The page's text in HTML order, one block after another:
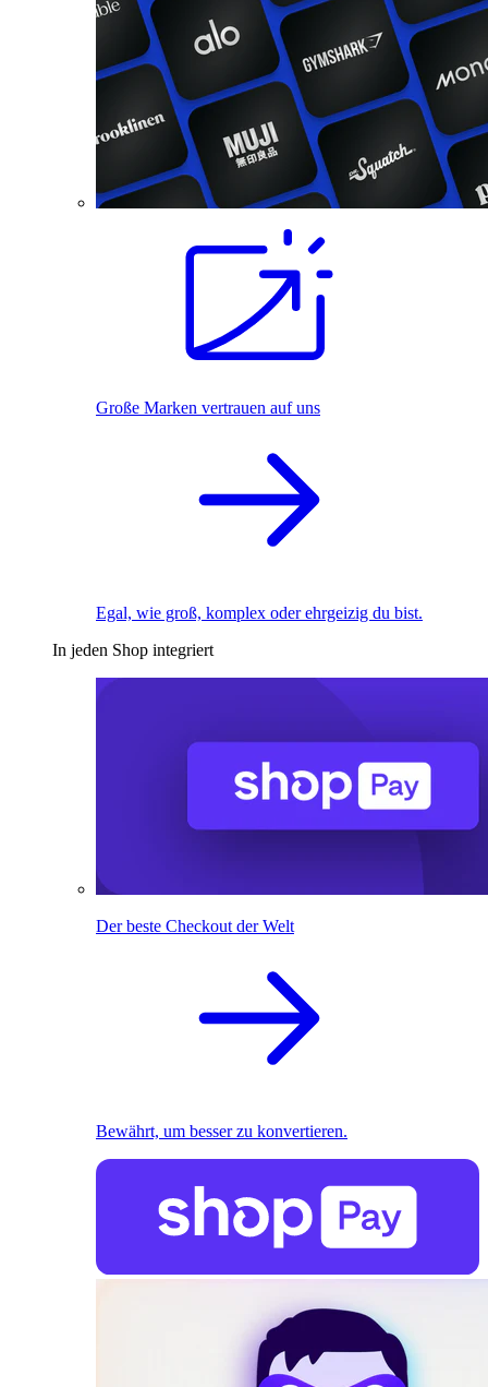
Große Marken vertrauen auf uns
Egal, wie groß, komplex oder ehrgeizig du bist.
In jeden Shop integriert
Der beste Checkout der Welt
Bewährt, um besser zu konvertieren.